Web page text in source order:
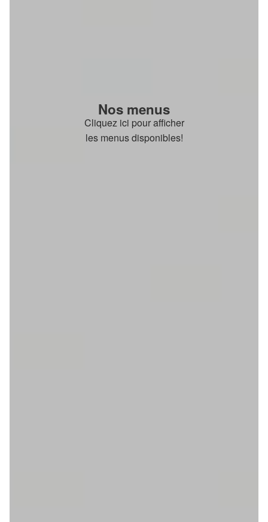
Nos menus
Cliquez ici pour afficher
les menus disponibles!